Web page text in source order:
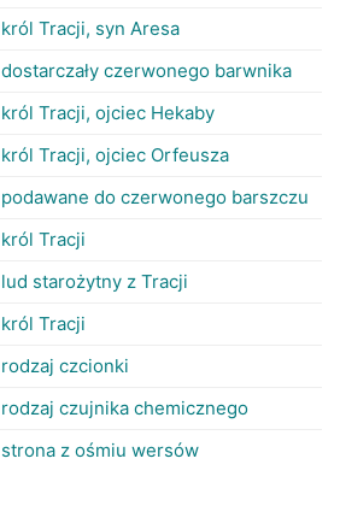
król Tracji, syn Aresa
dostarczały czerwonego barwnika
król Tracji, ojciec Hekaby
król Tracji, ojciec Orfeusza
podawane do czerwonego barszczu
król Tracji
lud starożytny z Tracji
król Tracji
rodzaj czcionki
rodzaj czujnika chemicznego
strona z ośmiu wersów